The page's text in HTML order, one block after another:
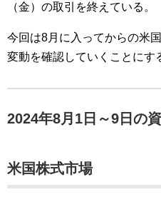
（金）の取引を終えている。
今回は8月に入ってからの米
変動を確認していくことにす
2024年8月1日～9日の
米国株式市場